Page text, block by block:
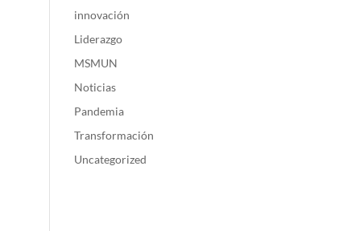
innovación
Liderazgo
MSMUN
Noticias
Pandemia
Transformación
Uncategorized